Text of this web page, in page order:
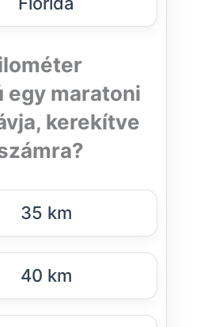
egy maratoni
kerekítve
35 km
40 km